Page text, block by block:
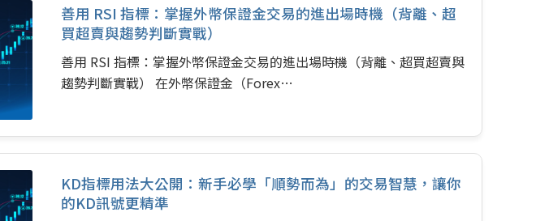
善用 RSI 指標：掌握外幣保證金交易的進出場時機（背離、超
買超賣與趨勢判斷實戰）
善用 RSI 指標：掌握外幣保證金交易的進出場時機（背離、超買超賣與
趨勢判斷實戰） 在外幣保證金（Forex…
KD指標用法大公開：新手必學「順勢而為」的交易智慧，讓你
的KD訊號更精準